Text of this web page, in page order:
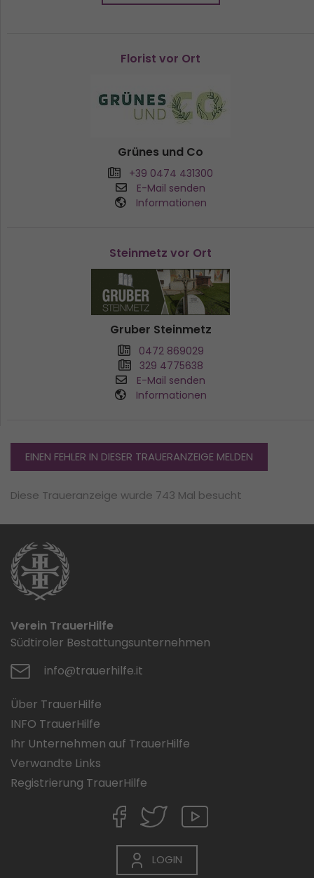
Florist vor Ort
Grünes und Co
+39 0474 431300
E-Mail senden
Informationen
Steinmetz vor Ort
Gruber Steinmetz
0472 869029
329 4775638
E-Mail senden
Informationen
EINEN FEHLER IN DIESER TRAUERANZEIGE MELDEN
Diese Traueranzeige wurde 743 Mal besucht
Verein TrauerHilfe
Südtiroler Bestattungsunternehmen
info@trauerhilfe.it
Über TrauerHilfe
INFO TrauerHilfe
Ihr Unternehmen auf TrauerHilfe
Verwandte Links
Registrierung TrauerHilfe
LOGIN